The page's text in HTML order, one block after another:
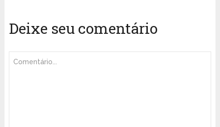
Deixe seu comentário